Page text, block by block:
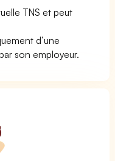
TNS et peut
d’une
son employeur.